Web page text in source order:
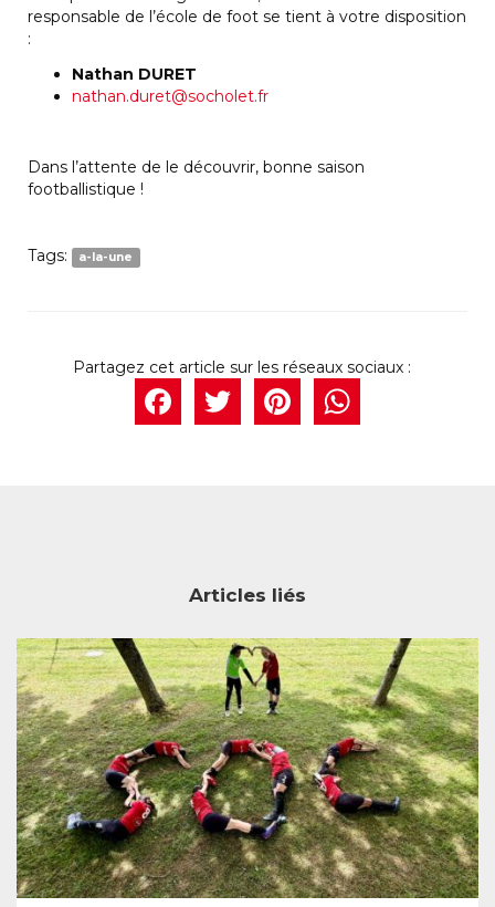
responsable de l’école de foot se tient à votre disposition
:
Nathan DURET
nathan.duret@socholet.fr
Dans l’attente de le découvrir, bonne saison
footballistique !
Tags: a-la-une
Facebook
Twitter
Articles liés